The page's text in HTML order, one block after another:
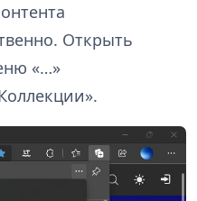
Открыть
«…»